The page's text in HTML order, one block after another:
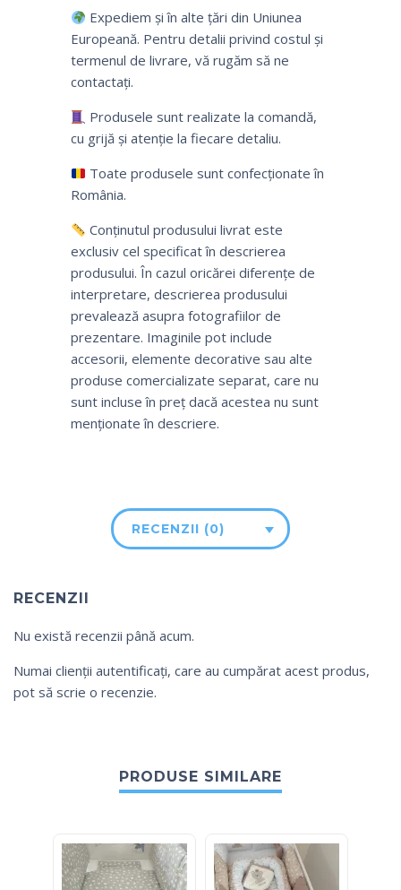
Expediem și în alte țări din Uniunea
Europeană. Pentru detalii privind costul și
termenul de livrare, vă rugăm să ne
contactați.
Produsele sunt realizate la comandă,
cu grijă și atenție la fiecare detaliu.
Toate produsele sunt confecționate în
România.
Conținutul produsului livrat este
exclusiv cel specificat în descrierea
produsului. În cazul oricărei diferențe de
interpretare, descrierea produsului
prevalează asupra fotografiilor de
prezentare. Imaginile pot include
accesorii, elemente decorative sau alte
produse comercializate separat, care nu
sunt incluse în preț dacă acestea nu sunt
menționate în descriere.
RECENZII (0)
RECENZII
Nu există recenzii până acum.
Numai clienții autentificați, care au cumpărat acest produs,
pot să scrie o recenzie.
PRODUSE SIMILARE